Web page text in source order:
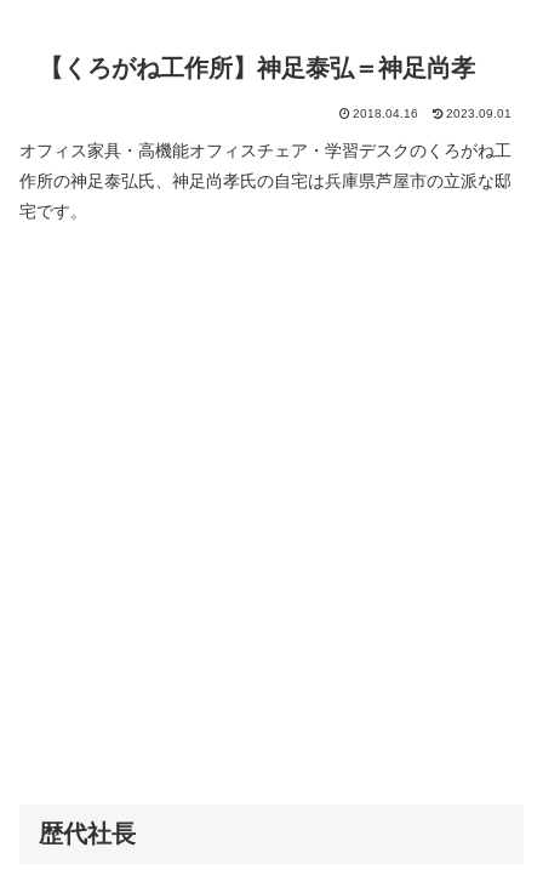
【くろがね工作所】神足泰弘＝神足尚孝
2018.04.16 2023.09.01
オフィス家具・高機能オフィスチェア・学習デスクのくろがね工
作所の神足泰弘氏、神足尚孝氏の自宅は兵庫県芦屋市の立派な邸
宅です。
歴代社長